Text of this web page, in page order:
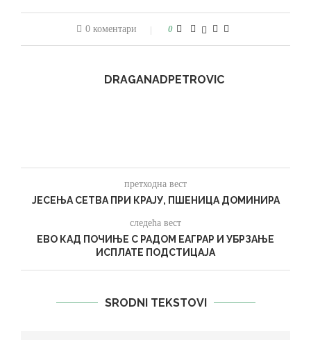
0 коментари 0
DRAGANADPETROVIC
претходна вест
ЈЕСЕЊА СЕТВА ПРИ КРАЈУ, ПШЕНИЦА ДОМИНИРА
следећа вест
ЕВО КАД ПОЧИЊЕ С РАДОМ ЕАГРАР И УБРЗАЊЕ
ИСПЛАТЕ ПОДСТИЦАЈА
SRODNI TEKSTOVI